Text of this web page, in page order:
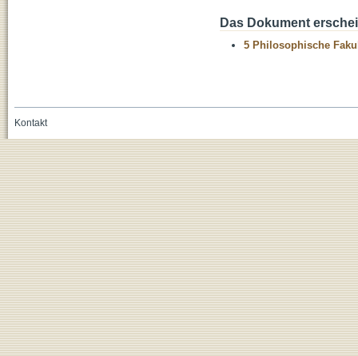
Das Dokument
5 Philosophische
Kontakt